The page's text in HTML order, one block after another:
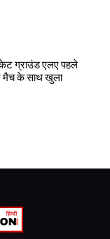
ग्राउंड एलए पहले
मैच के साथ खुला